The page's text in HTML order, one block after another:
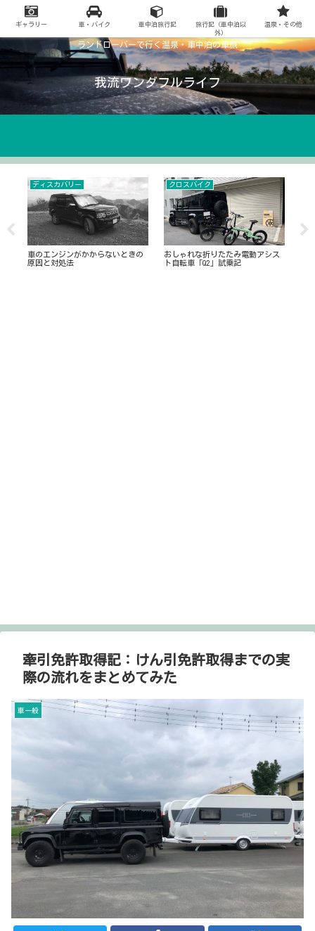
ランドローバーで行く温泉・車中泊の車旅
我流ワンダフルライフ
ディスカバリー
車のエンジンがかからないときの
原因と対処法
クロスバイク
おしゃれな折りたたみ電動アシス
ト自転車「Q2」試乗記
牽引免許取得記：けん引免許取得までの実
際の流れをまとめてみた
車一般
ギャラリー 車・バイク 車中泊旅行記
旅行記（車中泊以
外）
温泉・その他